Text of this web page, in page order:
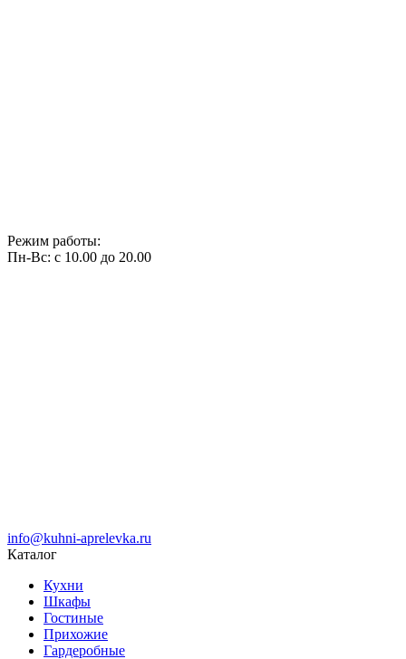
Режим работы:
Пн-Вс: с 10.00 до 20.00
info@kuhni-aprelevka.ru
Каталог
Кухни
Шкафы
Гостиные
Прихожие
Гардеробные